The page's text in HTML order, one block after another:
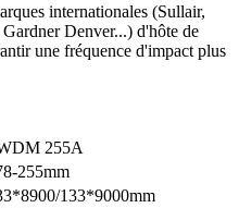
internationales (Sullair,
Denver...) d'hôte de
une fréquence d'impact plus
255A
255mm
133*9000mm